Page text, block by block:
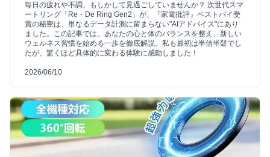
毎日の疲れや不調、もしかして見過ごしていませんか？ 次世代スマ
ートリング「Re・De Ring Gen2」が、『家電批評』ベストバイ受
賞の秘密は、単なるデータ計測に留まらない"AIアドバイス"にあり
ました。この記事では、あなたの心と体のバランスを整え、新しい
ウェルネス習慣を始める一歩を徹底解説。私も最初は半信半疑でし
たが、驚くほど具体的に変わる体験に感動しました！
2026/06/10